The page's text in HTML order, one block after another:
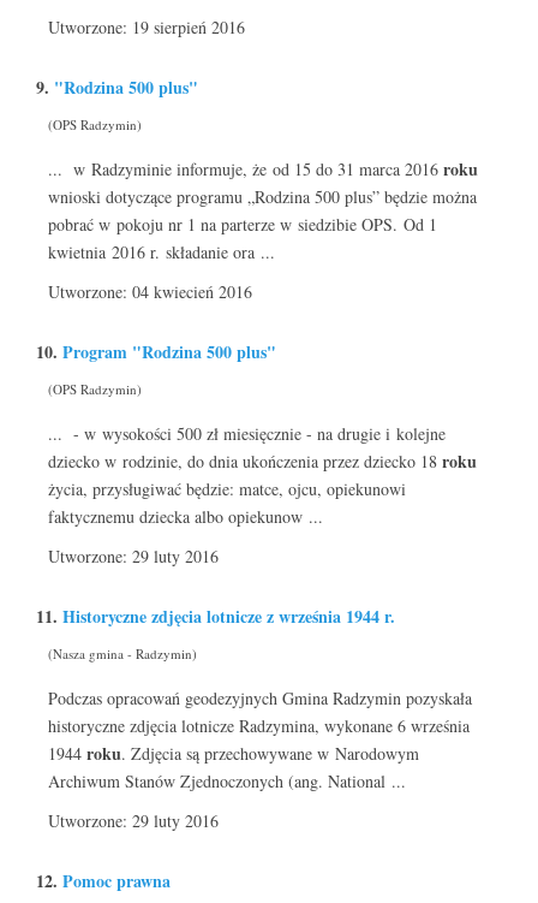
Utworzone: 19 sierpień 2016
9. "Rodzina 500 plus"
(OPS Radzymin)
... w Radzyminie informuje, że od 15 do 31 marca 2016 roku
wnioski dotyczące programu „Rodzina 500 plus” będzie można
pobrać w pokoju nr 1 na parterze w siedzibie OPS. Od 1
kwietnia 2016 r. składanie ora ...
Utworzone: 04 kwiecień 2016
10. Program "Rodzina 500 plus"
(OPS Radzymin)
... - w wysokości 500 zł miesięcznie - na drugie i kolejne
dziecko w rodzinie, do dnia ukończenia przez dziecko 18 roku
życia, przysługiwać będzie: matce, ojcu, opiekunowi
faktycznemu dziecka albo opiekunow ...
Utworzone: 29 luty 2016
11. Historyczne zdjęcia lotnicze z września 1944 r.
(Nasza gmina - Radzymin)
Podczas opracowań geodezyjnych Gmina Radzymin pozyskała
historyczne zdjęcia lotnicze Radzymina, wykonane 6 września
1944 roku. Zdjęcia są przechowywane w Narodowym
Archiwum Stanów Zjednoczonych (ang. National ...
Utworzone: 29 luty 2016
12. Pomoc prawna